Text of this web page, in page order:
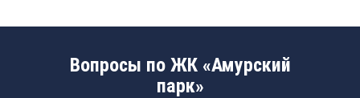
Вопросы по ЖК «Амурский
парк»